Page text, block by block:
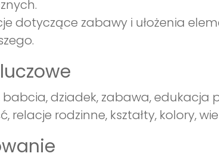
dotyczące zabawy i ułożenia
babcia, dziadek, zabawa, edukacja
relacje rodzinne, kształty, kolory,